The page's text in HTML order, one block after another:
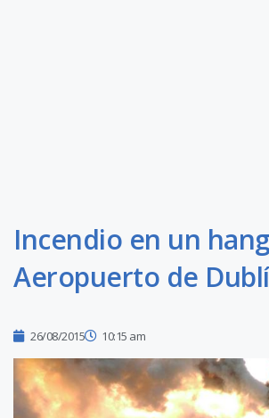
Incendio en un
Aeropuerto de
26/08/2015 10:15 am